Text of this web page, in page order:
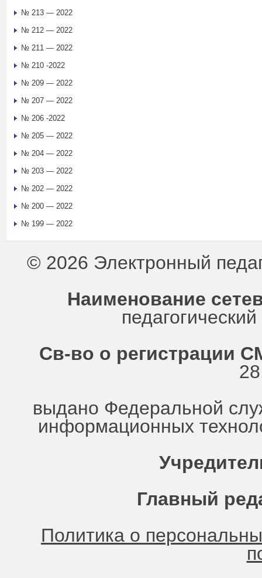
№ 213 — 2022
№ 212 — 2022
№ 211 — 2022
№ 210 -2022
№ 209 — 2022
№ 207 — 2022
№ 206 -2022
№ 205 — 2022
№ 204 — 2022
№ 203 — 2022
№ 202 — 2022
№ 200 — 2022
№ 199 — 2022
© 2026 Электронный
Наименование
Св-во о регистрации
выдано Федеральной
информационных
Главный
Политика о